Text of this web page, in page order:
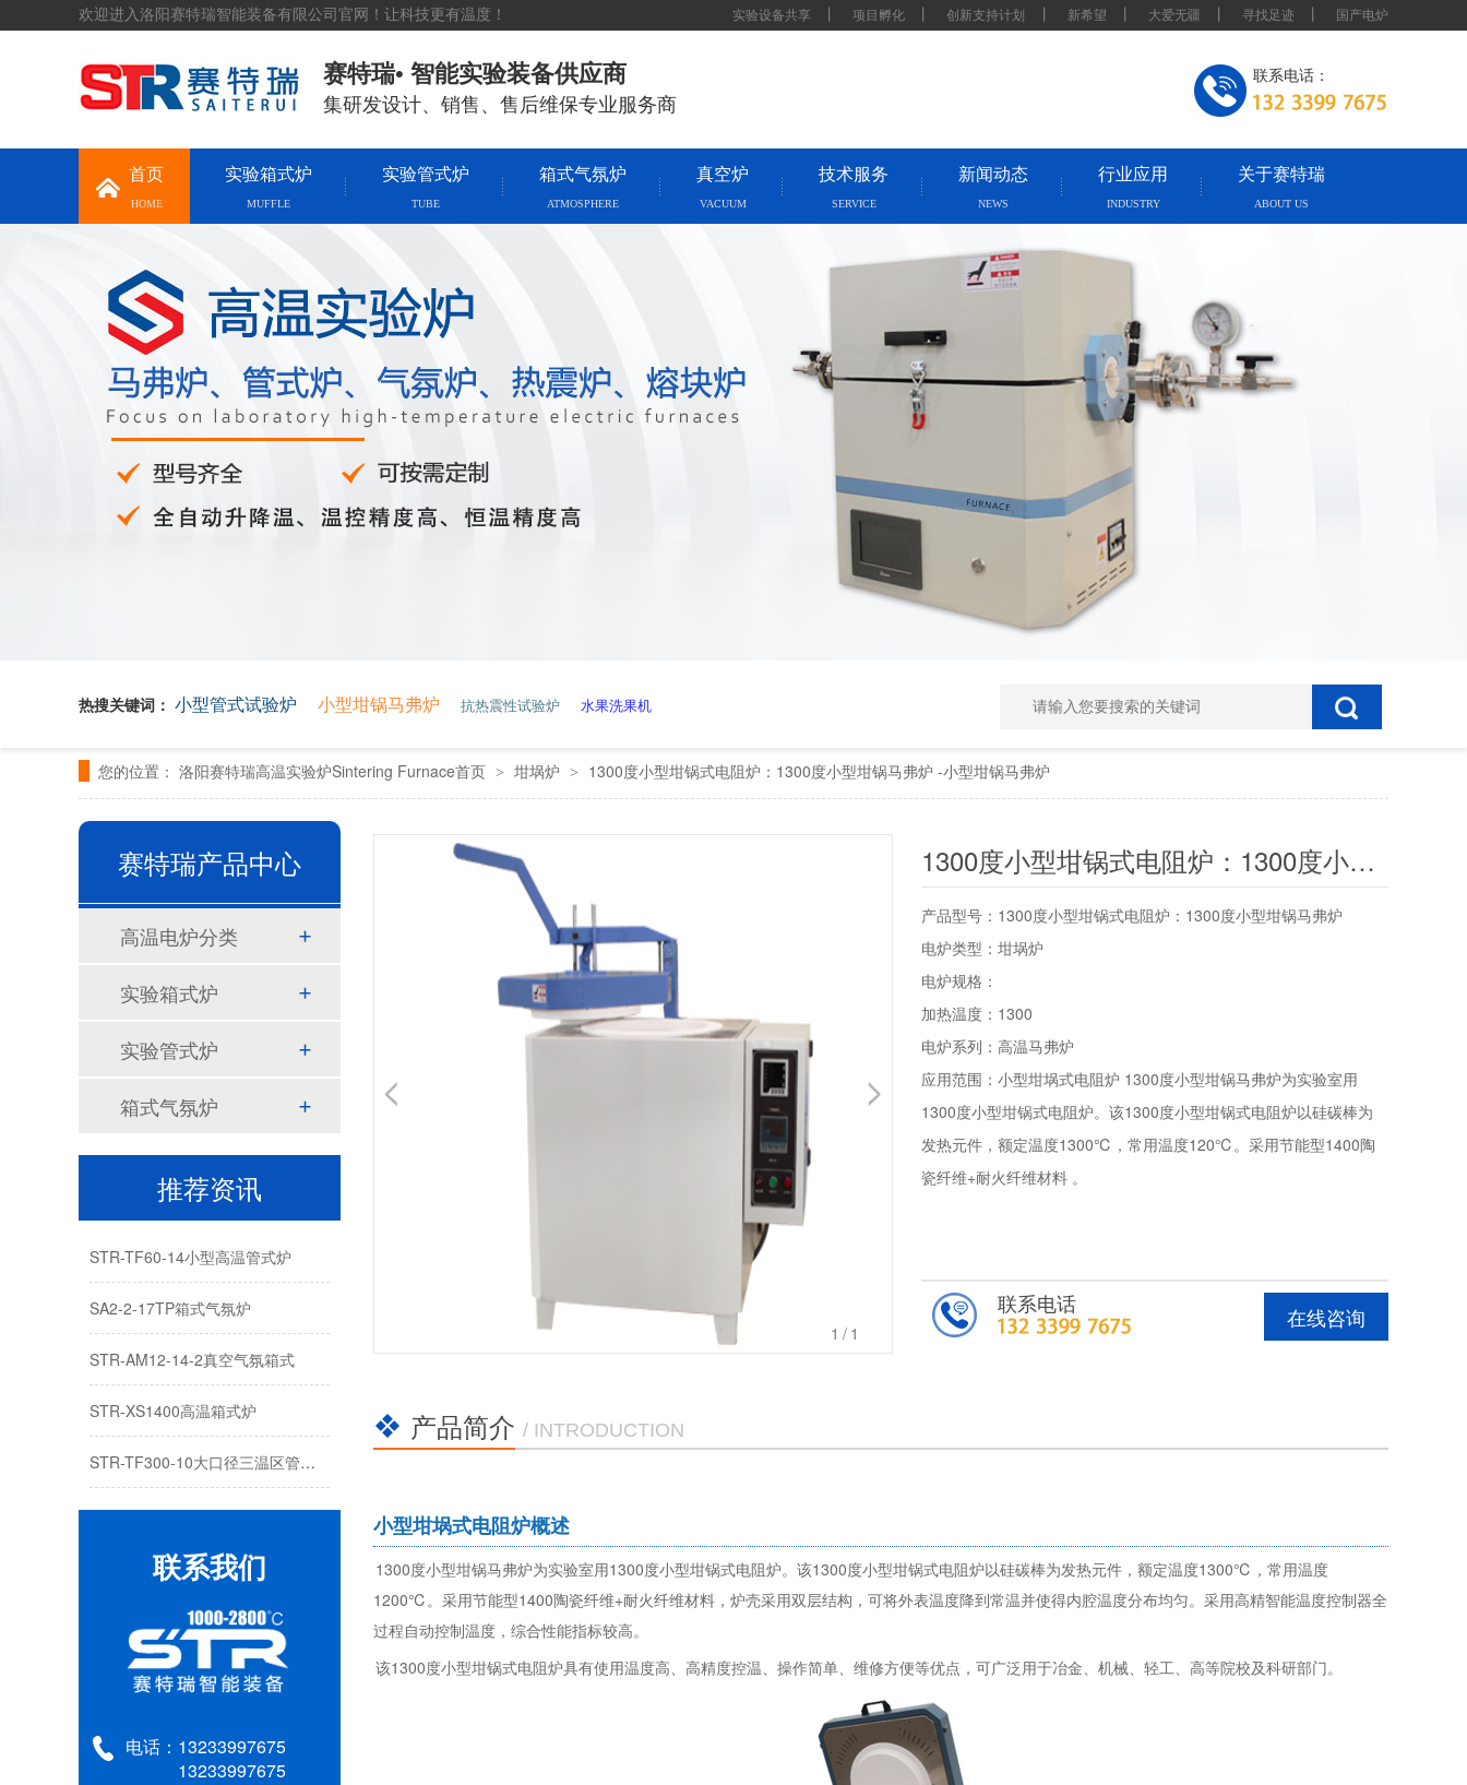
实验设备共享 项目孵化 创新支持计划 新希望 大爱无疆 寻找足迹 国产电炉
欢迎进入洛阳赛特瑞智能装备有限公司官网！让科技更有温度！
赛特瑞• 智能实验装备供应商
集研发设计、销售、售后维保专业服务商
联系电话：
首页
HOME
实验箱式炉
MUFFLE
实验管式炉
TUBE
箱式气氛炉
ATMOSPHERE
真空炉
VACUUM
技术服务
SERVICE
新闻动态
NEWS
行业应用
INDUSTRY
关于赛特瑞
ABOUT US
热搜关键词： 小型管式试验炉 小型坩锅马弗炉 抗热震性试验炉 水果洗果机
您的位置： 洛阳赛特瑞高温实验炉Sintering Furnace首页 > 坩埚炉 > 1300度小型坩锅式电阻炉：1300度小型坩锅马弗炉 -小型坩锅马弗炉
1/1
1300度小型坩锅式电阻炉：1300度小型坩锅马弗炉
产品型号：1300度小型坩锅式电阻炉：1300度小型坩锅马弗炉
电炉类型：坩埚炉
电炉规格：
加热温度：1300
电炉系列：高温马弗炉
应用范围：小型坩埚式电阻炉 1300度小型坩锅马弗炉为实验室用
1300度小型坩锅式电阻炉。该1300度小型坩锅式电阻炉以硅碳棒为
发热元件，额定温度1300℃，常用温度120℃。采用节能型1400陶
瓷纤维+耐火纤维材料 。
在线咨询
联系电话
产品简介 / INTRODUCTION
小型坩埚式电阻炉概述
1300度小型坩锅马弗炉为实验室用1300度小型坩锅式电阻炉。该1300度小型坩锅式电阻炉以硅碳棒为发热元件，额定温度1300℃，常用温度
1200℃。采用节能型1400陶瓷纤维+耐火纤维材料，炉壳采用双层结构，可将外表温度降到常温并使得内腔温度分布均匀。采用高精智能温度控制器全
过程自动控制温度，综合性能指标较高。
该1300度小型坩锅式电阻炉具有使用温度高、高精度控温、操作简单、维修方便等优点，可广泛用于冶金、机械、轻工、高等院校及科研部门。
赛特瑞产品中心
高温电炉分类
实验箱式炉
实验管式炉
箱式气氛炉
推荐资讯
STR M10-13人工智能箱式电
STR-M12-12实验室马弗炉:120
900立式红外加热管式炉：红
STR-AM4-14TP氮氩气氛马弗炉
STR-M12-12实验室马弗炉:120
联系我们
电话： 13233997675
13233997675